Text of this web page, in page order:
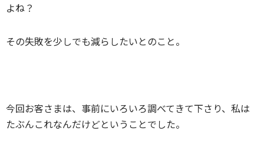
よね？
その失敗を少しでも減らしたいとのこと。
今回お客さまは、事前にいろいろ調べてきて下さり、私は
たぶんこれなんだけどということでした。